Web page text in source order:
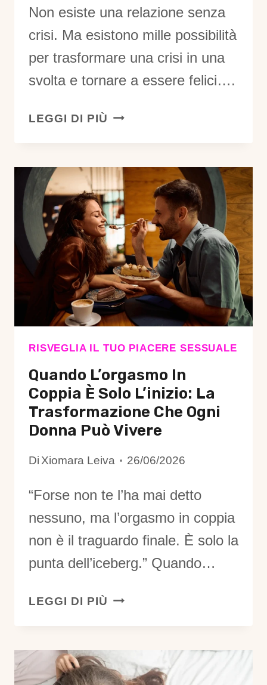
Non esiste una relazione senza
crisi. Ma esistono mille possibilità
per trasformare una crisi in una
svolta e tornare a essere felici….
LEGGI DI PIÙ LA
SÌ:
TRASFORMARE
UNA
CRISI
DI
COPPIA
È
POSSIBILE,
E
MOLTE
VOLTE
DAVVERO
RISVEGLIA IL TUO PIACERE SESSUALE
Quando L’orgasmo In
Coppia È Solo L’inizio: La
Trasformazione Che Ogni
Donna Può Vivere
Di Xiomara Leiva 26/06/2026
“Forse non te l’ha mai detto
nessuno, ma l’orgasmo in coppia
non è il traguardo finale. È solo la
punta dell’iceberg.” Quando…
LEGGI DI PIÙ QUANDO
COPPIA
È